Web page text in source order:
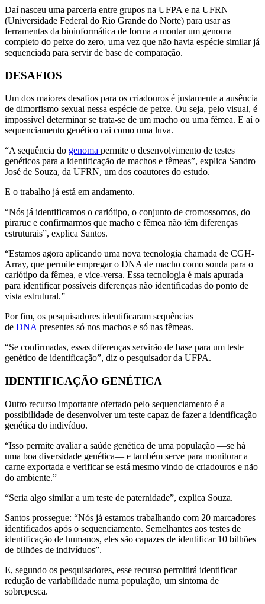
Daí nasceu uma parceria entre grupos na UFPA e na UFRN
(Universidade Federal do Rio Grande do Norte) para usar as
ferramentas da bioinformática de forma a montar um genoma
completo do peixe do zero, uma vez que não havia espécie similar já
sequenciada para servir de base de comparação.
DESAFIOS
Um dos maiores desafios para os criadouros é justamente a ausência
de dimorfismo sexual nessa espécie de peixe. Ou seja, pelo visual, é
impossível determinar se trata-se de um macho ou uma fêmea. E aí o
sequenciamento genético cai como uma luva.
“A sequência do genoma permite o desenvolvimento de testes
genéticos para a identificação de machos e fêmeas”, explica Sandro
José de Souza, da UFRN, um dos coautores do estudo.
E o trabalho já está em andamento.
“Nós já identificamos o cariótipo, o conjunto de cromossomos, do
piraruc e confirmarmos que macho e fêmea não têm diferenças
estruturais”, explica Santos.
“Estamos agora aplicando uma nova tecnologia chamada de CGH-
Array, que permite empregar o DNA de macho como sonda para o
cariótipo da fêmea, e vice-versa. Essa tecnologia é mais apurada
para identificar possíveis diferenças não identificadas do ponto de
vista estrutural.”
Por fim, os pesquisadores identificaram sequências
de DNA presentes só nos machos e só nas fêmeas.
“Se confirmadas, essas diferenças servirão de base para um teste
genético de identificação”, diz o pesquisador da UFPA.
IDENTIFICAÇÃO GENÉTICA
Outro recurso importante ofertado pelo sequenciamento é a
possibilidade de desenvolver um teste capaz de fazer a identificação
genética do indivíduo.
“Isso permite avaliar a saúde genética de uma população —se há
uma boa diversidade genética— e também serve para monitorar a
carne exportada e verificar se está mesmo vindo de criadouros e não
do ambiente.”
“Seria algo similar a um teste de paternidade”, explica Souza.
Santos prossegue: “Nós já estamos trabalhando com 20 marcadores
identificados após o sequenciamento. Semelhantes aos testes de
identificação de humanos, eles são capazes de identificar 10 bilhões
de bilhões de indivíduos”.
E, segundo os pesquisadores, esse recurso permitirá identificar
redução de variabilidade numa população, um sintoma de
sobrepesca.